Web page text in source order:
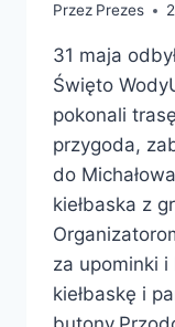
Przez Prezes
31 maja
Święto
pokonali
przygoda,
do
kiełbaska z
za upominki i
kiełbaskę i